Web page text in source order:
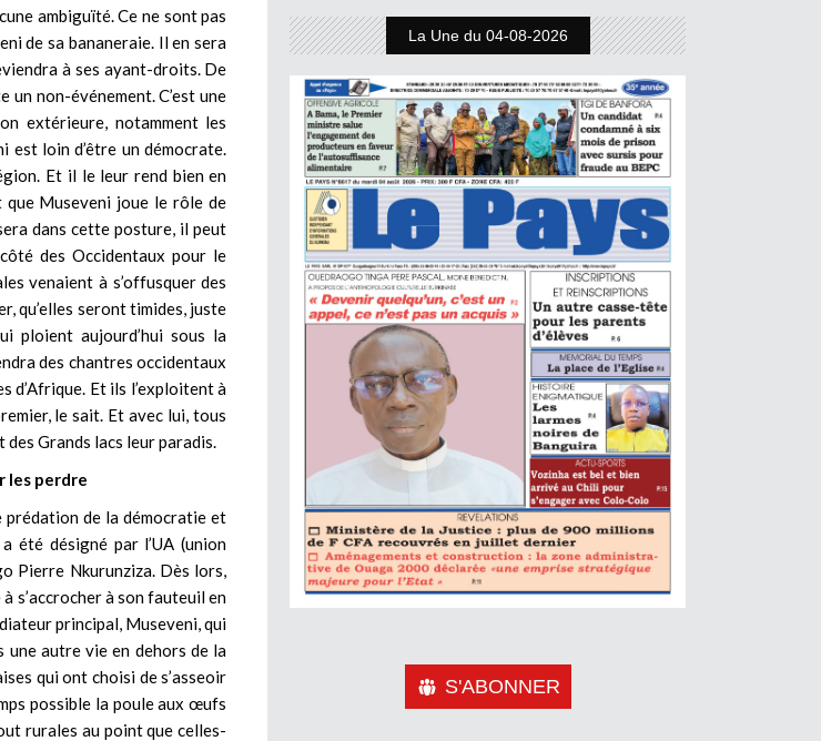
ambiguïté. Ce ne sont pas
de sa bananeraie. Il en sera
à ses ayant-droits. De
un non-événement. C’est une
extérieure, notamment les
est loin d’être un démocrate.
Et il le leur rend bien en
Museveni joue le rôle de
dans cette posture, il peut
des Occidentaux pour le
venaient à s’offusquer des
qu’elles seront timides, juste
ploient aujourd’hui sous la
des chantres occidentaux
d’Afrique. Et ils l’exploitent à
le sait. Et avec lui, tous
des Grands lacs leur paradis.
les perdre
prédation de la démocratie et
été désigné par l’UA (union
Pierre Nkurunziza. Dès lors,
s’accrocher à son fauteuil en
principal, Museveni, qui
une autre vie en dehors de la
qui ont choisi de s’asseoir
possible la poule aux œufs
rurales au point que celles-
La Une du 04-08-2026
S'ABONNER